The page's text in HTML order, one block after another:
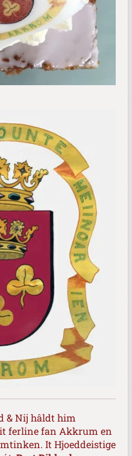
Nij hâldt him
ferline fan Akkrum en
It Hjoeddeistige